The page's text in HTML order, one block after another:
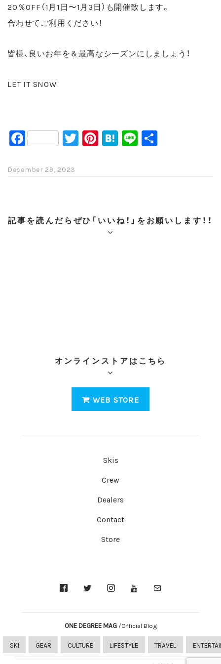
20％OFF（1月1日〜1月3日）も開催致します。
合わせてご利用ください！
皆様、良いお年を＆最高なシーズンにしましょう！
LET IT SNOW
F
a
c
o
T
wi
tt
Pi
nt
er
H
at
e
Li
n
e
December 29, 2023
記事を読んだらぜひ「いいね！」をお願いします！！
オンラインストアはこちら
WEB STORE
Skis
Crew
Dealers
Contact
Store
ONE DEGREE MAG /Official Blog
SKI GEAR CULTURE LIFESTYLE TRAVEL